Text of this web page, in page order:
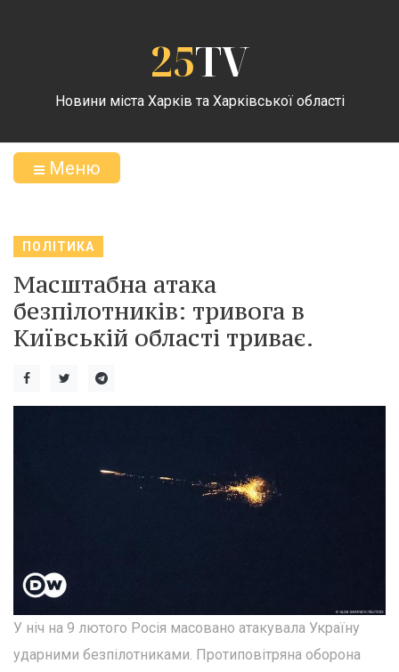
25TV
Новини міста Харків та Харківської області
Меню
ПОЛІТИКА
Масштабна атака
безпілотників: тривога в
Київській області триває.
У ніч на 9 лютого Росія масовано атакувала Україну
ударними безпілотниками. Протиповітряна оборона